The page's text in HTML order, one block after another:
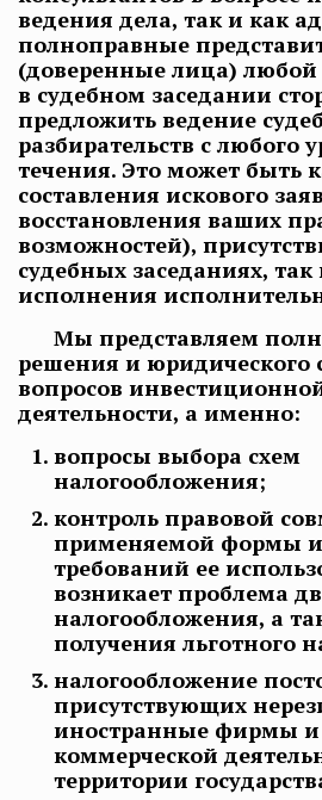
ведения дела, так и как
полноправные
(доверенные лица)
в судебном заседании
предложить ведение
разбирательств с любого
течения. Это может быть
составления искового
восстановления ваших
возможностей),
судебных заседаниях, так
исполнения
Мы представляем
решения и юридического
вопросов
деятельности, а именно:
вопросы выбора схем
налогообложения;
контроль правовой
применяемой формы
требований ее
возникает проблема
налогообложения, а
получения льготного
налогообложение
присутствующих
иностранные фирмы и
коммерческой
территории